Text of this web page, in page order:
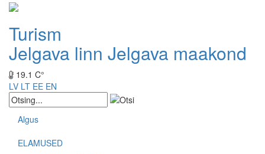
Turism
Jelgava linn Jelgava maakond
19.1 C°
LV LT EE EN
Algus
ELAMUSED